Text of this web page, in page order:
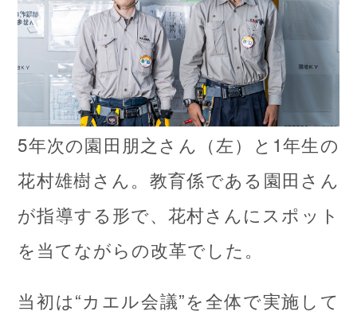
5年次の園田朋之さん（左）と1年生の
花村雄樹さん。教育係である園田さん
が指導する形で、花村さんにスポット
を当てながらの改革でした。
当初は“カエル会議”を全体で実施して